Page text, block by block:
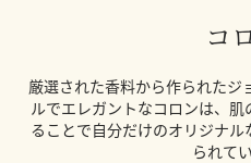
コ
厳選された香料から作られたジ
ルでエレガントなコロンは、
ることで自分だけのオリジナ
られて